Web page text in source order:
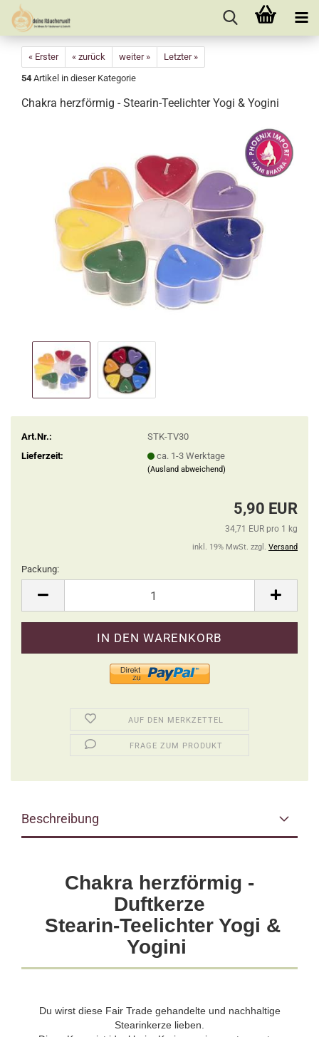
« Erster « zurück weiter »
Letzter »
54 Artikel in dieser Kategorie
Chakra herzförmig - Stearin-Teelichter Yogi & Yogini
Art.Nr.:
STK-TV30
Lieferzeit:
ca. 1-3 Werktage
(Ausland abweichend)
5,90 EUR
34,71 EUR pro 1 kg
inkl. 19% MwSt. zzgl. Versand
Packung:
AUF DEN MERKZETTEL
FRAGE ZUM PRODUKT
Beschreibung
Chakra herzförmig -
Duftkerze
Stearin-Teelichter Yogi &
Yogini
Du wirst diese Fair Trade gehandelte und nachhaltige
Stearinkerze lieben.